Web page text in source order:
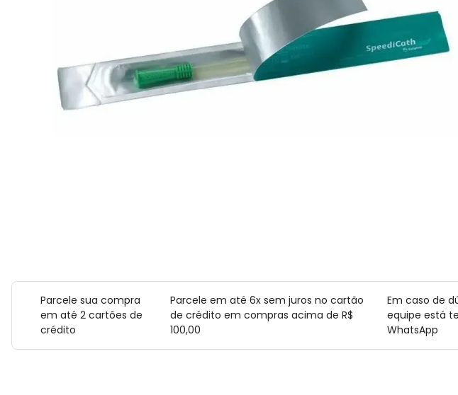
Parcele sua compra
em até 2 cartões de
crédito
Parcele em até 6x sem juros no cartão
de crédito em compras acima de R$
100,00
Em caso de
equipe está
WhatsApp